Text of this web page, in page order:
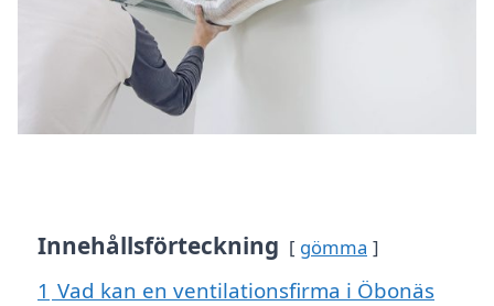
Innehållsförteckning gömma
1 Vad kan en ventilationsfirma i Öbonäs